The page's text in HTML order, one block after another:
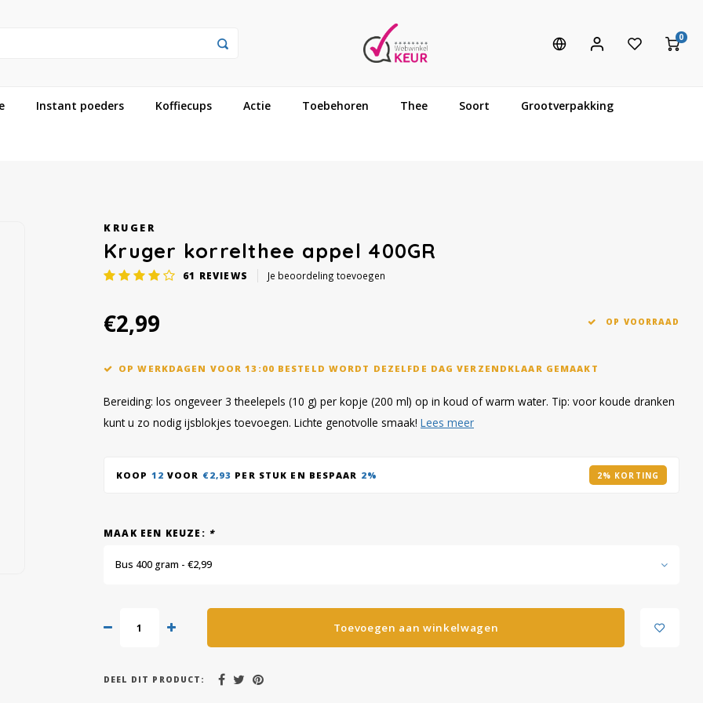
0
Instant poeders Koffiecups Actie Toebehoren Thee Soort Grootverpakking
KRUGER
Kruger korrelthee appel 400GR
61 REVIEWS Je beoordeling toevoegen
€2,99 OP VOORRAAD
OP WERKDAGEN VOOR 13:00 BESTELD WORDT DEZELFDE DAG VERZENDKLAAR GEMAAKT
Bereiding: los ongeveer 3 theelepels (10 g) per kopje (200 ml) op in koud of warm water. Tip: voor koude dranken
kunt u zo nodig ijsblokjes toevoegen. Lichte genotvolle smaak! Lees meer
KOOP 12 VOOR €2,93 PER STUK EN BESPAAR 2% 2% KORTING
MAAK EEN KEUZE: *
Bus 400 gram - €2,99
Toevoegen aan winkelwagen
DEEL DIT PRODUCT: